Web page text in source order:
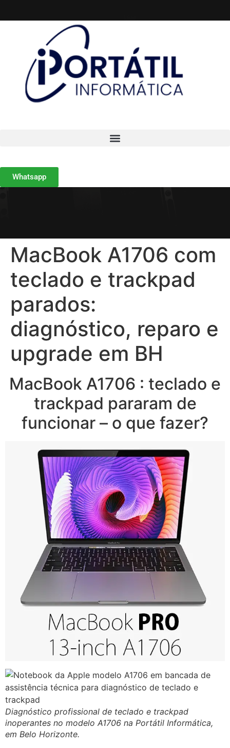
Whatsapp
MacBook A1706 com
teclado e trackpad
parados:
diagnóstico, reparo e
upgrade em BH
MacBook A1706 : teclado e
trackpad pararam de
funcionar – o que fazer?
Diagnóstico profissional de teclado e trackpad
inoperantes no modelo A1706 na Portátil Informática,
em Belo Horizonte.